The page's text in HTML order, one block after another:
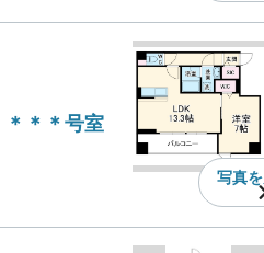
＊＊＊号室
写真を